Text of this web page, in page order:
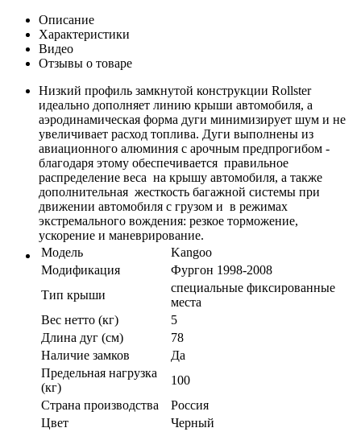
Описание
Характеристики
Видео
Отзывы о товаре
Низкий профиль замкнутой конструкции Rollster
идеально дополняет линию крыши автомобиля, а
аэродинамическая форма дуги минимизирует шум и не
увеличивает расход топлива. Дуги выполнены из
авиационного алюминия с арочным предпрогибом -
благодаря этому обеспечивается правильное
распределение веса на крышу автомобиля, а также
дополнительная жесткость багажной системы при
движении автомобиля с грузом и в режимах
экстремального вождения: резкое торможение,
ускорение и маневрирование.
Модель
Kangoo
Модификация
Фургон 1998-2008
Тип крыши
специальные фиксированные
места
Вес нетто (кг)
5
Длина дуг (см)
78
Наличие замков
Да
Предельная нагрузка
(кг)
100
Страна производства
Россия
Цвет
Черный